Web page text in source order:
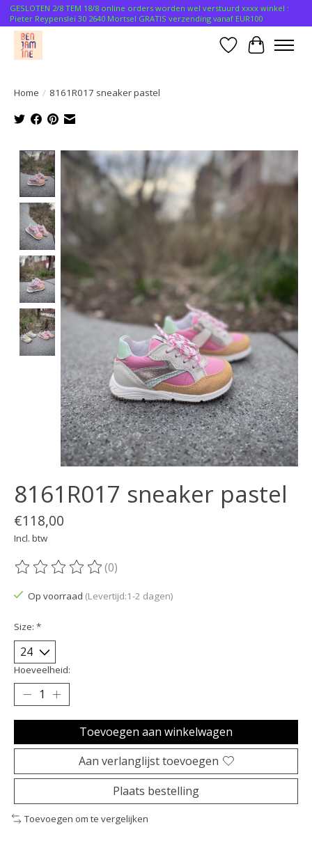
GESLOTEN 2/8 TEM 18/8 online orders worden wel verstuurd xxxx winkel :
Pieter Reypenslei 30 2640 Mortsel GRATIS verzending vanaf EUR100
Verlanglijst
Home / 8161R017 sneaker pastel
Product image slideshow Items
8161R017 sneaker pastel
€118,00
Incl. btw
De beoordeling van dit product is
(0)
Op voorraad (Levertijd:1-2 dagen)
Size: *
Hoeveelheid:
Toevoegen aan winkelwagen
Aan verlanglijst toevoegen
Plaats bestelling
Toevoegen om te vergelijken